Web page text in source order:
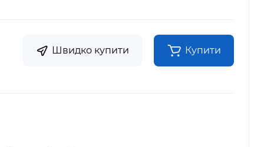
Швидко купити Купити